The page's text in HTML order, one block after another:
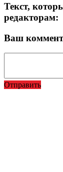
Текст,
редакторам:
Ваш
Отправить